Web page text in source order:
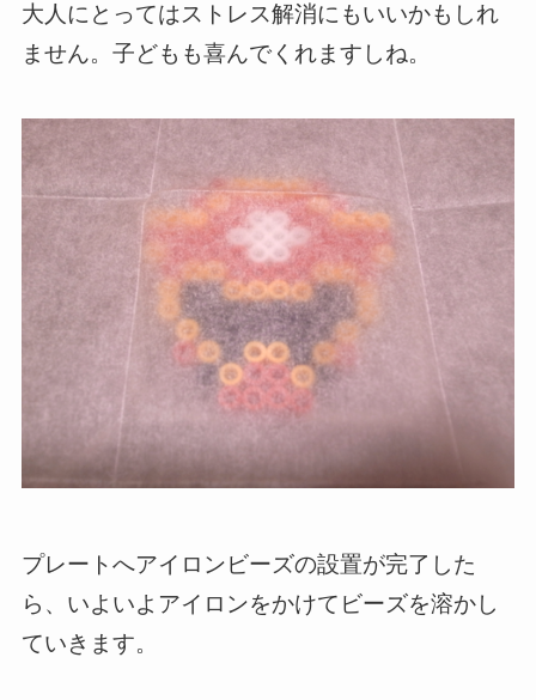
大人にとってはストレス解消にもいいかもしれ
ません。子どもも喜んでくれますしね。
プレートへアイロンビーズの設置が完了した
ら、いよいよアイロンをかけてビーズを溶かし
ていきます。